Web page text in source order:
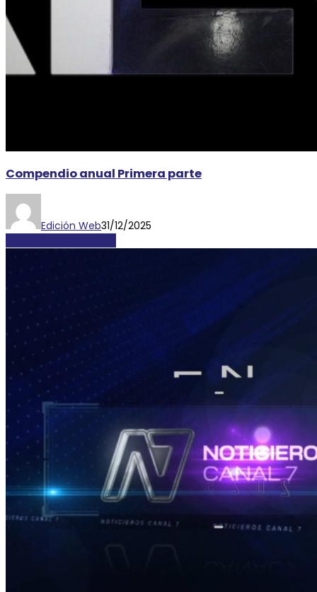
Compendio anual Primera parte
Edición Web31/12/2025